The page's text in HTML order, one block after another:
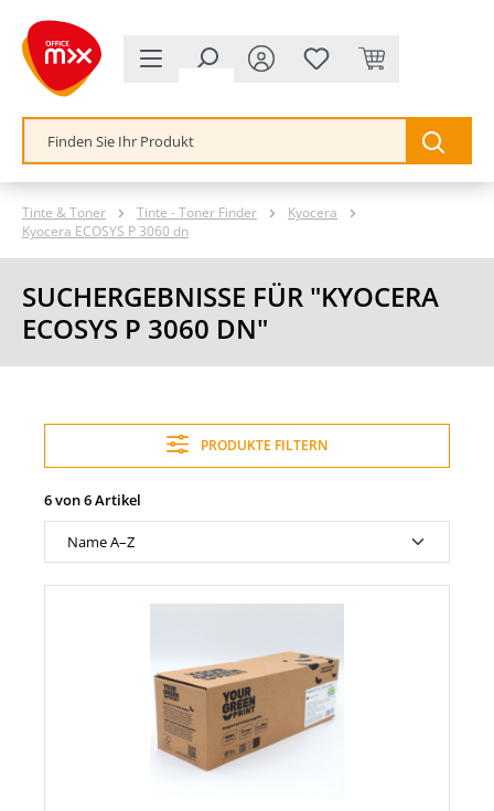
springen
Tinte & Toner Tinte - Toner Finder
Kyocera
Kyocera ECOSYS P 3060 dn
SUCHERGEBNISSE FÜR "KYOCERA
ECOSYS P 3060 DN"
PRODUKTE FILTERN
6 von 6 Artikel